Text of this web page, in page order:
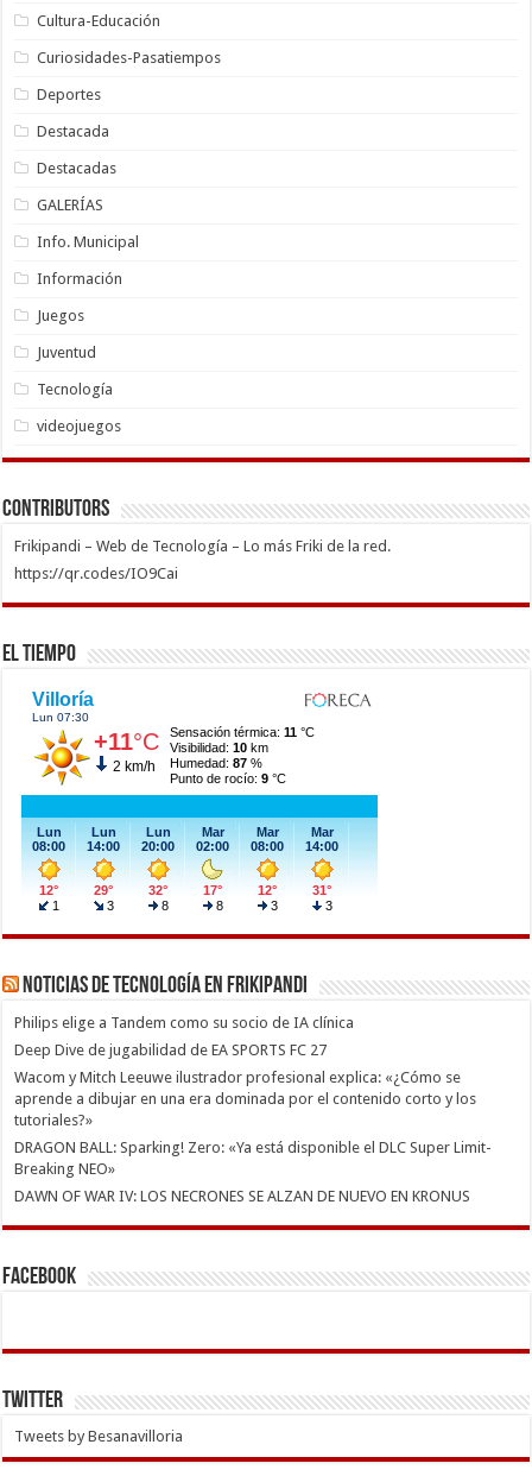
Cultura-Educación
Curiosidades-Pasatiempos
Deportes
Destacada
Destacadas
GALERÍAS
Info. Municipal
Información
Juegos
Juventud
Tecnología
videojuegos
Contributors
Frikipandi – Web de Tecnología – Lo más Friki de la red.
https://qr.codes/IO9Cai
El Tiempo
Noticias de Tecnología en Frikipandi
Philips elige a Tandem como su socio de IA clínica
Deep Dive de jugabilidad de EA SPORTS FC 27
Wacom y Mitch Leeuwe ilustrador profesional explica: «¿Cómo se
aprende a dibujar en una era dominada por el contenido corto y los
tutoriales?»
DRAGON BALL: Sparking! Zero: «Ya está disponible el DLC Super Limit-
Breaking NEO»
DAWN OF WAR IV: LOS NECRONES SE ALZAN DE NUEVO EN KRONUS
Facebook
Twitter
Tweets by Besanavilloria